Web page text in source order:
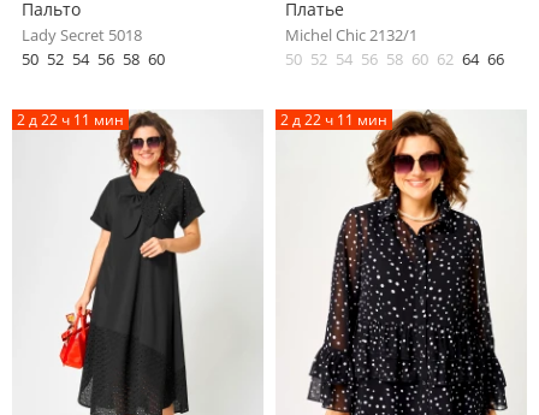
Пальто
Lady Secret 5018
50 52 54 56 58 60
Платье
Michel Chic 2132/1
50 52 54 56 58 60 62 64 66
2 д 22 ч 11 мин 2 д 22 ч 11 мин